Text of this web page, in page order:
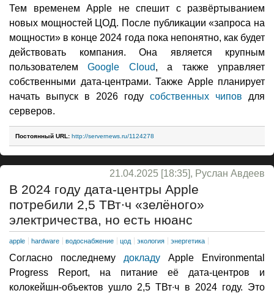
Тем временем Apple не спешит с развёртыванием
новых мощностей ЦОД. После публикации «запроса на
мощности» в конце 2024 года пока непонятно, как будет
действовать компания. Она является крупным
пользователемGoogle Cloud, а также управляет
собственными дата-центрами. Также Apple планирует
начать выпуск в 2026 году собственных чипов для
серверов.
Постоянный URL: http://servernews.ru/1124278
21.04.2025 [18:35], Руслан Авдеев
В 2024 году дата-центры Apple
потребили 2,5 ТВт∙ч «зелёного»
электричества, но есть нюанс
apple hardware водоснабжение цод экология энергетика
Согласно последнему докладу Apple Environmental
Progress Report, на питание её дата-центров и
колокейшн-объектов ушло 2,5 ТВт∙ч в 2024 году. Это